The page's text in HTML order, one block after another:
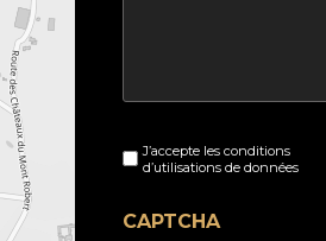
titreJ’accepte les conditions
d’utilisations de données
CAPTCHA